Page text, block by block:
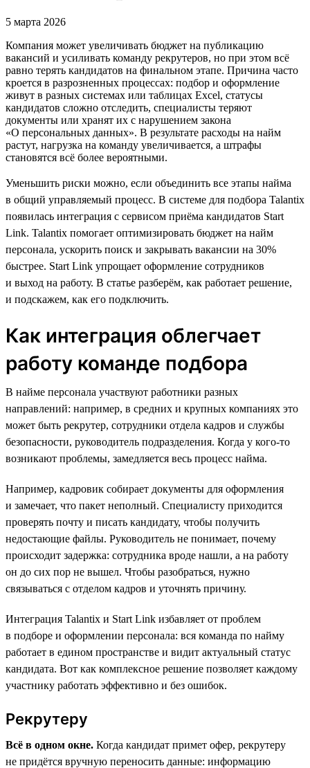
5 марта 2026
Компания может увеличивать бюджет на публикацию
вакансий и усиливать команду рекрутеров, но при этом всё
равно терять кандидатов на финальном этапе. Причина часто
кроется в разрозненных процессах: подбор и оформление
живут в разных системах или таблицах Excel, статусы
кандидатов сложно отследить, специалисты теряют
документы или хранят их с нарушением закона
«О персональных данных». В результате расходы на найм
растут, нагрузка на команду увеличивается, а штрафы
становятся всё более вероятными.
Уменьшить риски можно, если объединить все этапы найма
в общий управляемый процесс. В системе для подбора Talantix
появилась интеграция с сервисом приёма кандидатов Start
Link. Talantix помогает оптимизировать бюджет на найм
персонала, ускорить поиск и закрывать вакансии на 30%
быстрее. Start Link упрощает оформление сотрудников
и выход на работу. В статье разберём, как работает решение,
и подскажем, как его подключить.
Как интеграция облегчает
работу команде подбора
В найме персонала участвуют работники разных
направлений: например, в средних и крупных компаниях это
может быть рекрутер, сотрудники отдела кадров и службы
безопасности, руководитель подразделения. Когда у кого-то
возникают проблемы, замедляется весь процесс найма.
Например, кадровик собирает документы для оформления
и замечает, что пакет неполный. Специалисту приходится
проверять почту и писать кандидату, чтобы получить
недостающие файлы. Руководитель не понимает, почему
происходит задержка: сотрудника вроде нашли, а на работу
он до сих пор не вышел. Чтобы разобраться, нужно
связываться с отделом кадров и уточнять причину.
Интеграция Talantix и Start Link избавляет от проблем
в подборе и оформлении персонала: вся команда по найму
работает в едином пространстве и видит актуальный статус
кандидата. Вот как комплексное решение позволяет каждому
участнику работать эффективно и без ошибок.
Рекрутеру
Всё в одном окне. Когда кандидат примет офер, рекрутеру
не придётся вручную переносить данные: информацию